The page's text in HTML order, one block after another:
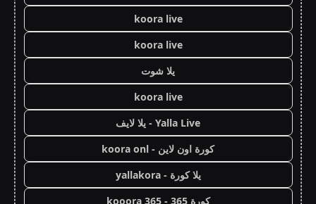
koora live
koora live
يلا شوت
koora live
Yalla Live - يلا لايف
كورة اون لاين - koora onl
يلا كورة - yallakora
كورة 365 - kooora 365